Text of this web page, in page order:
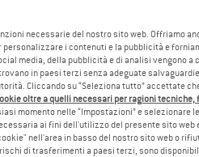
necessarie del nostro sito web. Offriamo
i contenuti e la pubblicità e
media, della pubblicità e di analisi vengono a
in paesi terzi senza adeguate
Cliccando su “Seleziona tutto” accettate
oltre a quelli necessari per ragioni tecniche,
momento nelle “Impostazioni” e selezionare
ai fini dell'utilizzo del presente sito web
nell'area in basso del nostro sito web o
di trasferimenti a paesi terzi, sono